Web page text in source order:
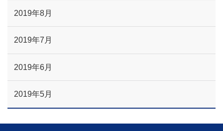
2019年8月
2019年7月
2019年6月
2019年5月